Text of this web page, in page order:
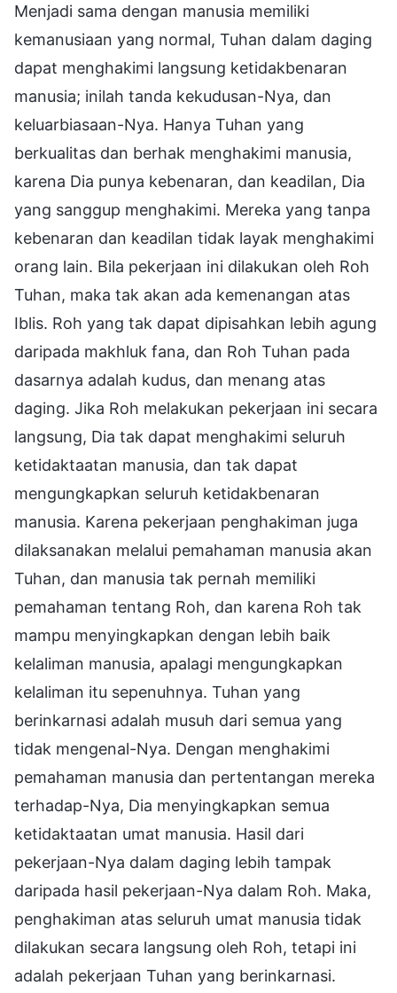
Menjadi sama dengan manusia memiliki
kemanusiaan yang normal, Tuhan dalam daging
dapat menghakimi langsung ketidakbenaran
manusia; inilah tanda kekudusan-Nya, dan
keluarbiasaan-Nya. Hanya Tuhan yang
berkualitas dan berhak menghakimi manusia,
karena Dia punya kebenaran, dan keadilan, Dia
yang sanggup menghakimi. Mereka yang tanpa
kebenaran dan keadilan tidak layak menghakimi
orang lain. Bila pekerjaan ini dilakukan oleh Roh
Tuhan, maka tak akan ada kemenangan atas
Iblis. Roh yang tak dapat dipisahkan lebih agung
daripada makhluk fana, dan Roh Tuhan pada
dasarnya adalah kudus, dan menang atas
daging. Jika Roh melakukan pekerjaan ini secara
langsung, Dia tak dapat menghakimi seluruh
ketidaktaatan manusia, dan tak dapat
mengungkapkan seluruh ketidakbenaran
manusia. Karena pekerjaan penghakiman juga
dilaksanakan melalui pemahaman manusia akan
Tuhan, dan manusia tak pernah memiliki
pemahaman tentang Roh, dan karena Roh tak
mampu menyingkapkan dengan lebih baik
kelaliman manusia, apalagi mengungkapkan
kelaliman itu sepenuhnya. Tuhan yang
berinkarnasi adalah musuh dari semua yang
tidak mengenal-Nya. Dengan menghakimi
pemahaman manusia dan pertentangan mereka
terhadap-Nya, Dia menyingkapkan semua
ketidaktaatan umat manusia. Hasil dari
pekerjaan-Nya dalam daging lebih tampak
daripada hasil pekerjaan-Nya dalam Roh. Maka,
penghakiman atas seluruh umat manusia tidak
dilakukan secara langsung oleh Roh, tetapi ini
adalah pekerjaan Tuhan yang berinkarnasi.